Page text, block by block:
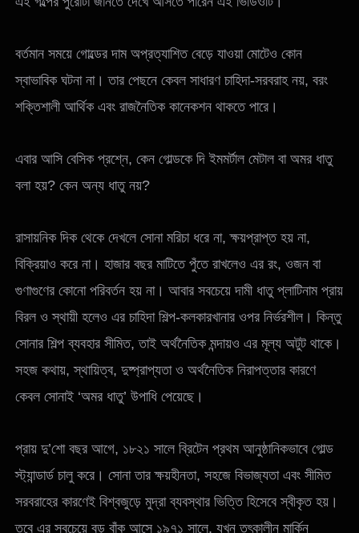
বর্তমান সময়ে গোল্ডের দাম অপ্রত্যাশিত বেড়ে যাওয়া মোটেও কোন
স্বাভাবিক ঘটনা না। তার পেছনে কেবল সাধারণ চাহিদা-সরবরাহ নয়, বরং
শক্তিশালী আর্থিক এবং রাজনৈতিক কানেকশন থাকতে পারে।
এবার আসি বেসিক প্রশ্নে, কেন গোল্ডকে দি ইমমর্টাল মেটাল বা অমর ধাতু
বলা হয়? কেন অন্য ধাতু নয়?
রাসায়নিক দিক থেকে দেখলে সোনা মরিচা ধরে না, ক্ষয়প্রাপ্ত হয় না,
বিক্রিয়াও করে না। হাজার বছর মাটিতে পুঁতে রাখলেও এর রং, ওজন বা
গুণাগুণের কোনো পরিবর্তন হয় না। আবার সবচেয়ে দামী ধাতু প্লাটিনাম প্রায়
বিরল ও স্থায়ী হলেও এর চাহিদা শিল্প-কলকারখানার ওপর নির্ভরশীল। কিন্তু
সোনার শিল্প ব্যবহার সীমিত, তাই অর্থনৈতিক মন্দায়ও এর মূল্য অটুট থাকে।
সহজ কথায়, স্থায়িত্ব, দুষ্প্রাপ্যতা ও অর্থনৈতিক নিরাপত্তার কারণে
কেবল সোনাই ‘অমর ধাতু’ উপাধি পেয়েছে।
প্রায় দু’শো বছর আগে, ১৮২১ সালে ব্রিটেন প্রথম আনুষ্ঠানিকভাবে গোল্ড
স্ট্যান্ডার্ড চালু করে। সোনা তার ক্ষয়হীনতা, সহজে বিভাজ্যতা এবং সীমিত
সরবরাহের কারণেই বিশ্বজুড়ে মুদ্রা ব্যবস্থার ভিত্তি হিসেবে স্বীকৃত হয়।
তবে এর সবচেয়ে বড় বাঁক আসে ১৯৭১ সালে, যখন তৎকালীন মার্কিন